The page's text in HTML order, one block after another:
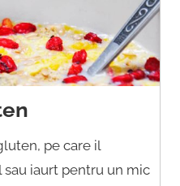
pe care il
iaurt pentru un mic